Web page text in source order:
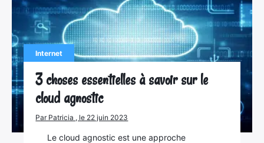
Internet
3 choses essentielles à savoir sur le
cloud agnostic
Par Patricia , le 22 juin 2023
Le cloud agnostic est une approche